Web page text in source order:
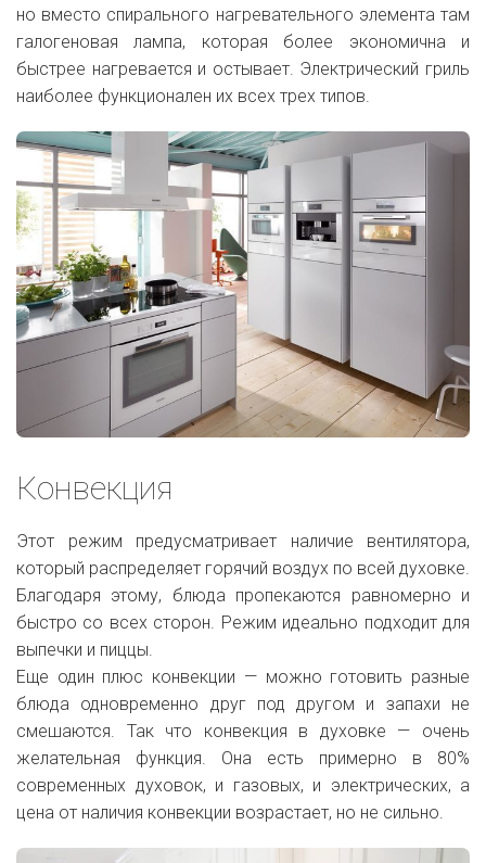
но вместо спирального нагревательного элемента там
галогеновая лампа, которая более экономична и
быстрее нагревается и остывает. Электрический гриль
наиболее функционален их всех трех типов.
Конвекция
Этот режим предусматривает наличие вентилятора,
который распределяет горячий воздух по всей духовке.
Благодаря этому, блюда пропекаются равномерно и
быстро со всех сторон. Режим идеально подходит для
выпечки и пиццы.
Еще один плюс конвекции — можно готовить разные
блюда одновременно друг под другом и запахи не
смешаются. Так что конвекция в духовке — очень
желательная функция. Она есть примерно в 80%
современных духовок, и газовых, и электрических, а
цена от наличия конвекции возрастает, но не сильно.